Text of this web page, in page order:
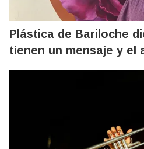
Plástica de Bariloche
tienen un mensaje y el